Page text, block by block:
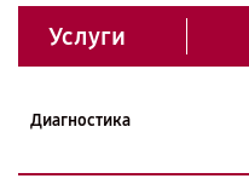
Услуги
Диагностика